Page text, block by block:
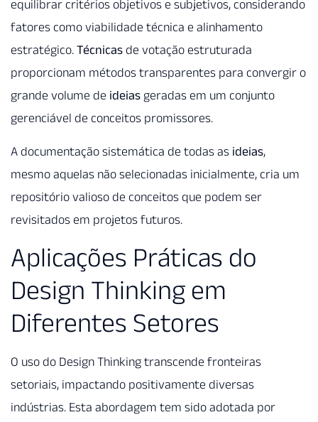
equilibrar critérios objetivos e subjetivos, considerando
fatores como viabilidade técnica e alinhamento
estratégico. Técnicas de votação estruturada
proporcionam métodos transparentes para convergir o
grande volume de ideias geradas em um conjunto
gerenciável de conceitos promissores.
A documentação sistemática de todas as ideias,
mesmo aquelas não selecionadas inicialmente, cria um
repositório valioso de conceitos que podem ser
revisitados em projetos futuros.
Aplicações Práticas do
Design Thinking em
Diferentes Setores
O uso do Design Thinking transcende fronteiras
setoriais, impactando positivamente diversas
indústrias. Esta abordagem tem sido adotada por